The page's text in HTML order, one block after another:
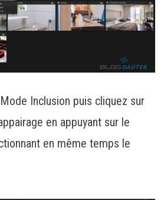
Inclusion puis cliquez sur
en appuyant sur le
en même temps le